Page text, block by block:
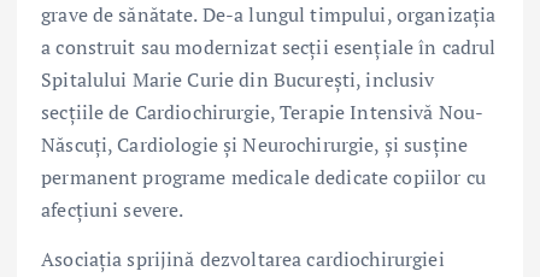
grave de sănătate. De-a lungul timpului, organizația
a construit sau modernizat secții esențiale în cadrul
Spitalului Marie Curie din București, inclusiv
secțiile de Cardiochirurgie, Terapie Intensivă Nou-
Născuți, Cardiologie și Neurochirurgie, și susține
permanent programe medicale dedicate copiilor cu
afecțiuni severe.
Asociația sprijină dezvoltarea cardiochirurgiei